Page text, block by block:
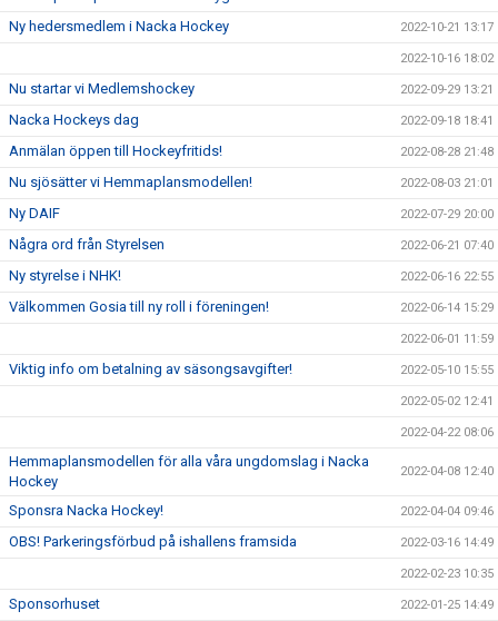
Ny hedersmedlem i Nacka Hockey 2022-10-21 13:17
2022-10-16 18:02
Nu startar vi Medlemshockey 2022-09-29 13:21
Nacka Hockeys dag 2022-09-18 18:41
Anmälan öppen till Hockeyfritids! 2022-08-28 21:48
Nu sjösätter vi Hemmaplansmodellen! 2022-08-03 21:01
Ny DAIF 2022-07-29 20:00
Några ord från Styrelsen 2022-06-21 07:40
Ny styrelse i NHK! 2022-06-16 22:55
Välkommen Gosia till ny roll i föreningen! 2022-06-14 15:29
2022-06-01 11:59
Viktig info om betalning av säsongsavgifter! 2022-05-10 15:55
2022-05-02 12:41
2022-04-22 08:06
Hemmaplansmodellen för alla våra ungdomslag i Nacka
Hockey
2022-04-08 12:40
Sponsra Nacka Hockey! 2022-04-04 09:46
OBS! Parkeringsförbud på ishallens framsida 2022-03-16 14:49
2022-02-23 10:35
Sponsorhuset 2022-01-25 14:49